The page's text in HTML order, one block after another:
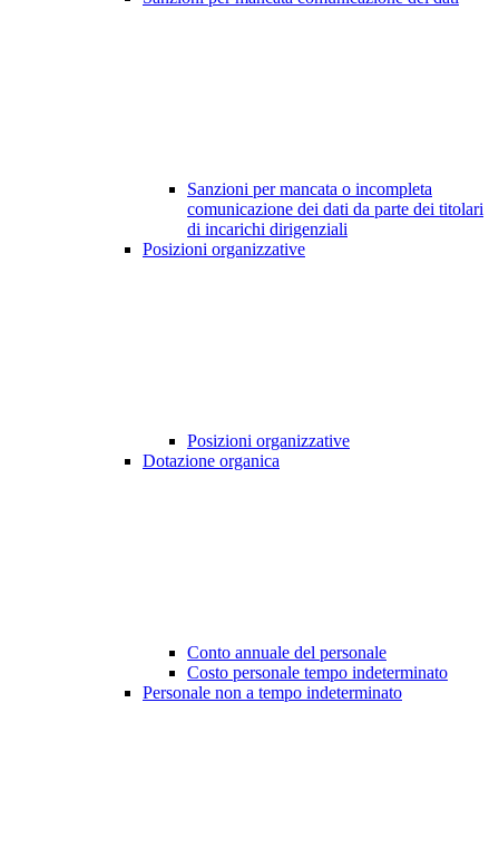
Sanzioni per mancata o incompleta
comunicazione dei dati da parte dei titolari
di incarichi dirigenziali
Posizioni organizzative
Posizioni organizzative
Dotazione organica
Conto annuale del personale
Costo personale tempo indeterminato
Personale non a tempo indeterminato